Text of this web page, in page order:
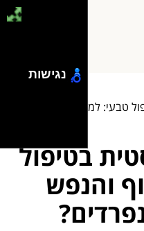
טבעי: למה הגוף והנפש
בטיפול
והנפש
נגישות